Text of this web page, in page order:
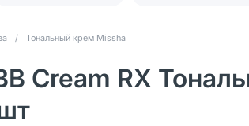
/ Тональный крем Missha
Cream RХ